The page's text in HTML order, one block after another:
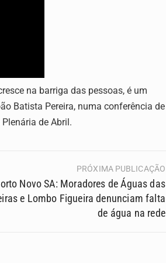
na barriga das pessoas, é um
Batista Pereira, numa conferência de
de Abril.
PRÓXIMA PUBLICAÇÃO
Novo SA: Moradores de Águas das
e Lombo Figueira denunciam falta
de água na rede